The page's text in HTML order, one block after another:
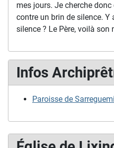
mes jours. Je cherche
contre un brin de silence. Y
silence ? Le Père, voilà son
Infos
Paroisse de